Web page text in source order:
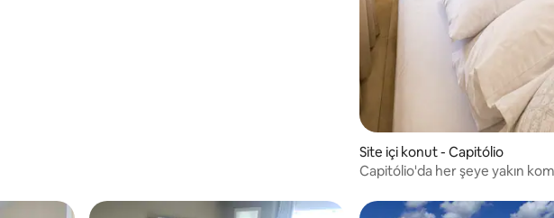
Site içi konut - Capitólio
Capitólio'da her şeye yakın